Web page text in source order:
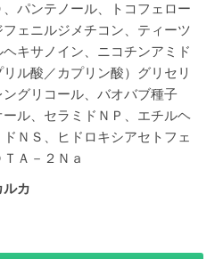
パンテノール、トコフェロー
ェニルジメチコン、ティーツ
キサノイン、ニコチンアミド
ル酸／カプリン酸）グリセリ
グリコール、バオバブ種子
ル、セラミドＮＰ、エチルヘ
ＮＳ、ヒドロキシアセトフェ
Ａ－２Ｎａ
ルカ